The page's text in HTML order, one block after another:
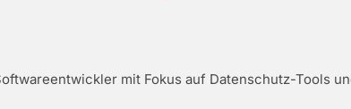
mit Fokus auf Datenschutz-Tools